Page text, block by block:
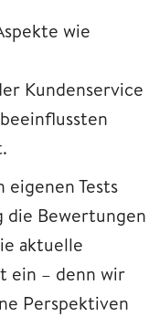
wie
Kundenservice
eigenen Tests
die Bewertungen
aktuelle
ein – denn wir
Perspektiven